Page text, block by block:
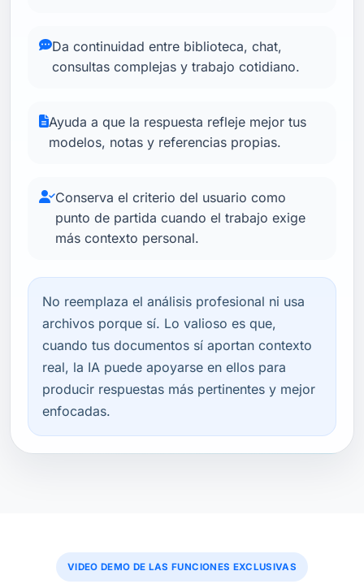
Da continuidad entre biblioteca, chat,
consultas complejas y trabajo cotidiano.
Ayuda a que la respuesta refleje mejor tus
modelos, notas y referencias propias.
Conserva el criterio del usuario como
punto de partida cuando el trabajo exige
más contexto personal.
No reemplaza el análisis profesional ni usa
archivos porque sí. Lo valioso es que,
cuando tus documentos sí aportan contexto
real, la IA puede apoyarse en ellos para
producir respuestas más pertinentes y mejor
enfocadas.
VIDEO DEMO DE LAS FUNCIONES EXCLUSIVAS